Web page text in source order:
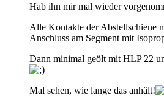
Hab ihn mir mal wieder
Alle Kontakte der Abstellschiene
Anschluss am Segment mit
Dann minimal geölt mit HLP 22
Mal sehen, wie lange das anhält!